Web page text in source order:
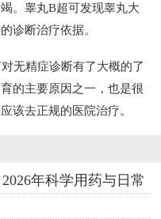
。睾丸B超可发现睾丸大
诊断治疗依据。
无精症诊断有了大概的了
的主要原因之一，也是很
该去正规的医院治疗。
年科学用药与日常